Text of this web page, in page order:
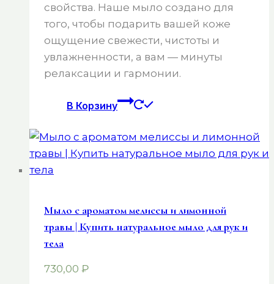
свойства. Наше мыло создано для
того, чтобы подарить вашей коже
ощущение свежести, чистоты и
увлажненности, а вам — минуты
релаксации и гармонии.
В Корзину
Мыло с ароматом мелиссы и лимонной
травы | Купить натуральное мыло для рук и
тела
730,00 ₽